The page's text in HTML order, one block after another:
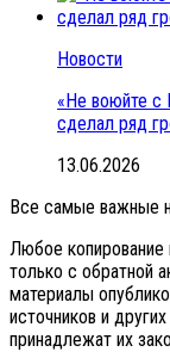
Новости
«Не воюйте с
сделал ряд
13.06.2026
Все самые важные
Любое
только с обратной
материалы
источников и
принадлежат их